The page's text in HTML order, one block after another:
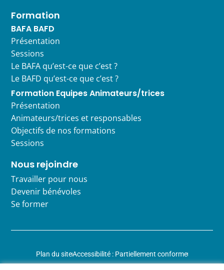
Formation
BAFA BAFD
Présentation
Sessions
Le BAFA qu’est-ce que c’est ?
Le BAFD qu’est-ce que c’est ?
Formation Equipes Animateurs/trices
Présentation
Animateurs/trices et responsables
Objectifs de nos formations
Sessions
Nous rejoindre
Travailler pour nous
Devenir bénévoles
Se former
Plan du siteAccessibilité : Partiellement conforme